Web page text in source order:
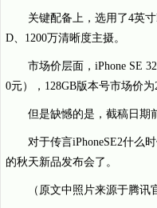
关键配备上，选用了4英
D、1200万清晰度主摄。
市场价层面，iPhone SE
0元），128GB版本号市场价为
但是缺憾的是，截稿日期
对于传言iPhoneSE2什么
的秋天新品发布会了。
（原文中照片来源于腾讯